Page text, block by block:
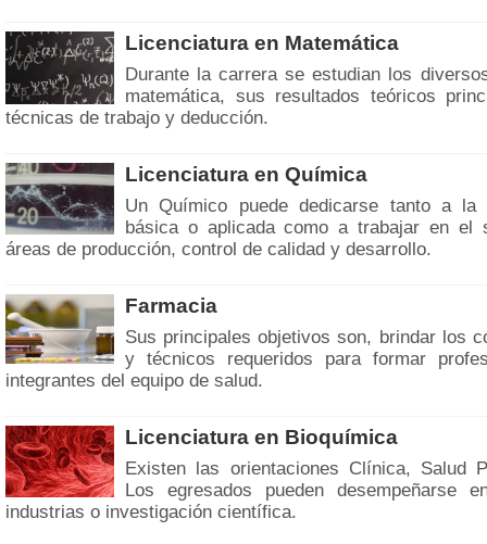
Licenciatura en Matemática
Durante la carrera se estudian los
matemática, sus resultados teóricos
técnicas de trabajo y deducción.
Licenciatura en Química
Un Químico puede dedicarse tanto a la
básica o aplicada como a trabajar en el
áreas de producción, control de calidad y desarrollo.
Farmacia
Sus principales objetivos son, brindar los
y técnicos requeridos para formar
integrantes del equipo de salud.
Licenciatura en Bioquímica
Existen las orientaciones Clínica, Salud
Los egresados pueden desempeñarse
industrias o investigación científica.